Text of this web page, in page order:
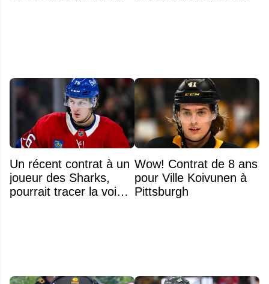
Un récent contrat à un
joueur des Sharks,
pourrait tracer la voie à
Wow! Contrat de 8 ans
pour Ville Koivunen à
Pittsburgh